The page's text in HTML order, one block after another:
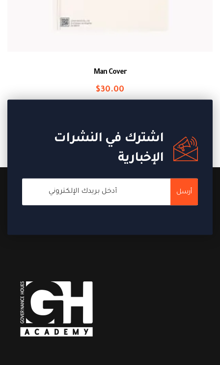
Man Cover
$30.00
2
اشترك في النشرات
الإخبارية
أرسل